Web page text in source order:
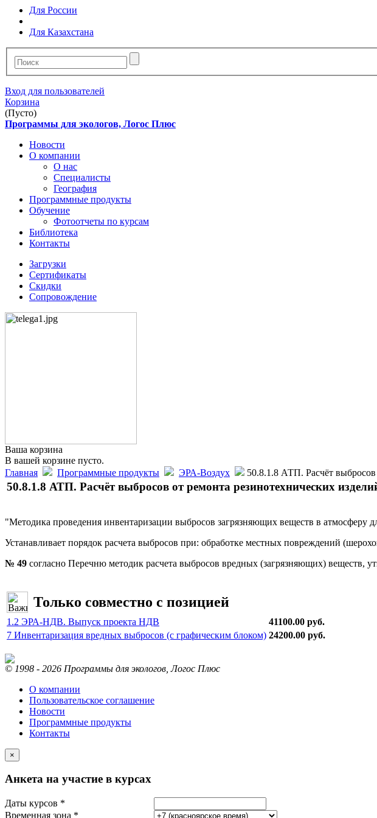
Для России
Для Казахстана
Вход для пользователей
Корзина
(Пусто)
Программы для экологов, Логос Плюс
Новости
О компании
О нас
Специалисты
География
Программные продукты
Обучение
Фотоотчеты по курсам
Библиотека
Контакты
Загрузки
Сертификаты
Скидки
Сопровождение
Ваша корзина
В вашей корзине пусто.
Главная
Программные продукты ЭРА-Воздух 50.8.1.8 АТП. Расчёт
50.8.1.8 АТП. Расчёт выбросов от ремонта резинотехнических
"Методика проведения инвентаризации выбросов загрязняющих веществ в
Устанавливает порядок расчета выбросов при: обработке местных повреждений
№ 49 согласно Перечню методик расчета выбросов вредных (загрязняющих)
Только совместно с позицией
1.2 ЭРА-НДВ. Выпуск проекта НДВ
41100.00 руб.
7 Инвентаризация вредных выбросов (с графическим блоком) 24200.00 руб.
© 1998 - 2026 Программы для экологов, Логос Плюс
О компании
Пользовательское соглашение
Новости
Программные продукты
Контакты
×
Анкета на участие в курсах
Даты курсов *
Временная зона *